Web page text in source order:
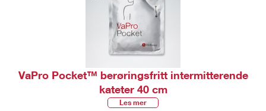
VaPro Pocket™ berøringsfritt intermitterende
kateter 40 cm
Les mer